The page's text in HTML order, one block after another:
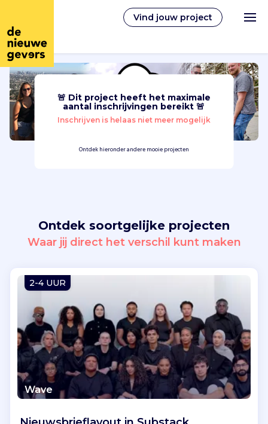
Vind jouw project
Nederlands
Vrijwilligerswerk
Vind jouw project
Inloggen
🚨 Dit project heeft het maximale
aantal inschrijvingen bereikt 🚨
Inschrijven is helaas niet meer mogelijk
Ontdek hieronder andere mooie projecten
Ontdek soortgelijke projecten
Waar jij direct het verschil kunt maken
2-4 UUR
Wave